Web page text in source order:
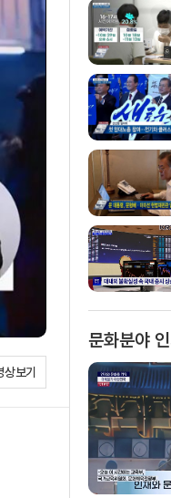
보기
문화분야